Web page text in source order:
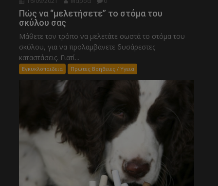
Πώς να “μελετήσετε” το στόμα του
σκύλου σας
Μάθετε τον τρόπο να μελετάτε σωστά το στόμα του
σκύλου, για να προλαμβάνετε δυσάρεστες
καταστάσεις. Γιατί...
Εγκυκλοπαιδεια Πρωτες Βοηθειες / Υγεια